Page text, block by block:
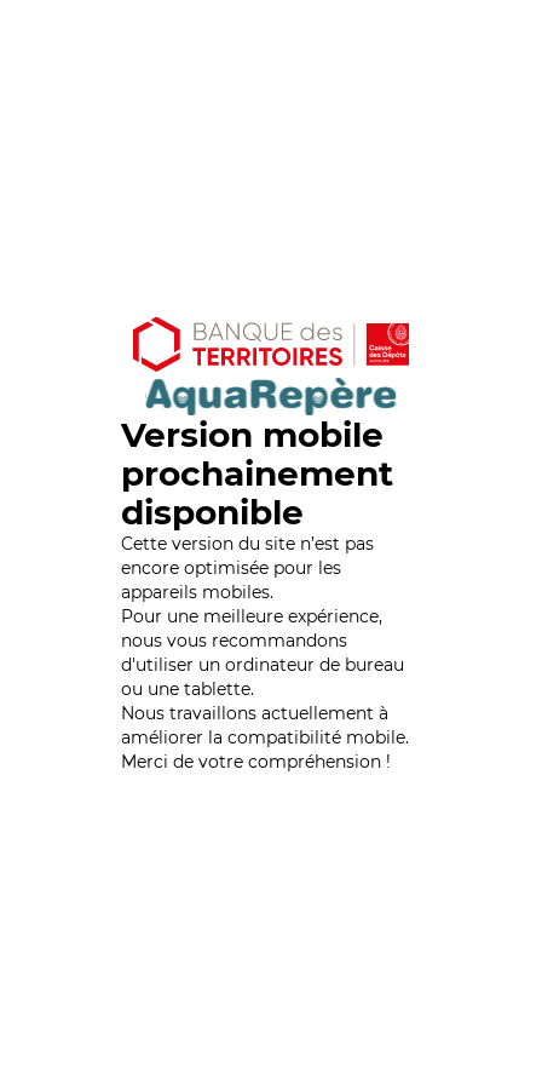
Version mobile
prochainement
disponible
Cette version du site n’est pas
encore optimisée pour les
appareils mobiles.
Pour une meilleure expérience,
nous vous recommandons
d'utiliser un ordinateur de bureau
ou une tablette.
Nous travaillons actuellement à
améliorer la compatibilité mobile.
Merci de votre compréhension !